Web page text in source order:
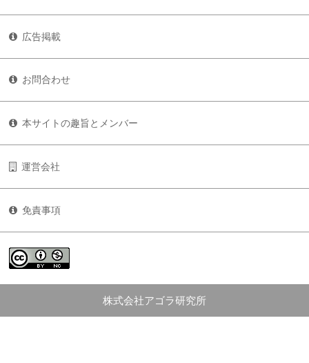
広告掲載
お問合わせ
本サイトの趣旨とメンバー
運営会社
免責事項
株式会社アゴラ研究所